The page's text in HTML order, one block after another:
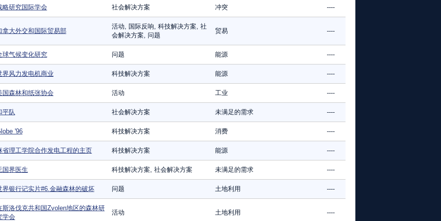
略研究国际学会 社会解决方案 冲突 ----
拿大外交和国际贸易部
活动, 国际反响, 科技解决方案, 社
会解决方案, 问题
贸易 ----
球气候变化研究 问题 能源 ----
界风力发电机商业 科技解决方案 能源 ----
国森林和纸张协会 活动 工业 ----
平队 社会解决方案 未满足的需求 ----
'96 科技解决方案 消费 ----
省理工学院合作发电工程的主页 科技解决方案 能源 ----
国界医生 科技解决方案, 社会解决方案 未满足的需求 ----
界银行记实片#6.金融森林的破坏 问题 土地利用 ----
斯洛伐克共和国Zvolen地区的森林研
学会
活动 土地利用 ----